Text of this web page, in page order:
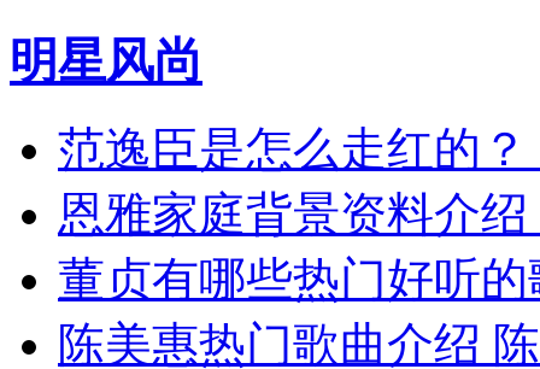
明星风尚
范逸臣是怎么走红的
恩雅家庭背景资料介
董贞有哪些热门好听
陈美惠热门歌曲介绍